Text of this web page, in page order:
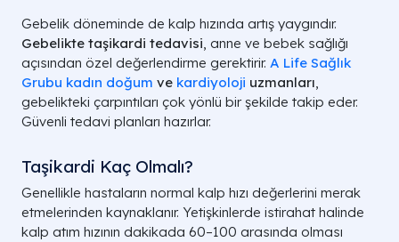
Gebelik döneminde de kalp hızında artış yaygındır.
Gebelikte taşikardi tedavisi, anne ve bebek sağlığı
açısından özel değerlendirme gerektirir. A Life Sağlık
Grubu kadın doğum ve kardiyoloji uzmanları,
gebelikteki çarpıntıları çok yönlü bir şekilde takip eder.
Güvenli tedavi planları hazırlar.
Taşikardi Kaç Olmalı?
Genellikle hastaların normal kalp hızı değerlerini merak
etmelerinden kaynaklanır. Yetişkinlerde istirahat halinde
kalp atım hızının dakikada 60–100 arasında olması